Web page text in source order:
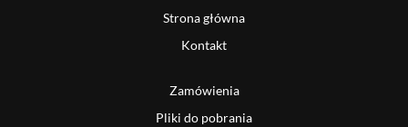
Strona główna
Kontakt
Zamówienia
Pliki do pobrania